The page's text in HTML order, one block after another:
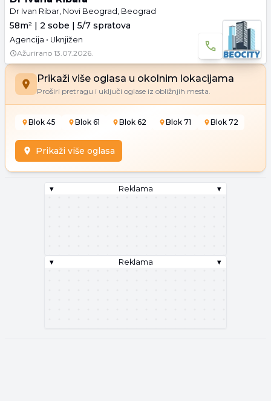
Dr Ivan Ribar, Novi Beograd, Beograd
58m² | 2 sobe | 5/7 spratova
Agencija • Uknjižen
Ažurirano 13.07.2026.
Prikaži više oglasa u okolnim lokacijama
Proširi pretragu i uključi oglase iz obližnjih mesta.
Blok 45 Blok 61 Blok 62 Blok 71 Blok 72
Prikaži više oglasa
▾ Reklama ▾
▾ Reklama ▾